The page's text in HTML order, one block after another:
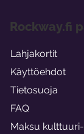
Rockway.fi
Lahjakortit
Käyttöehdot
Tietosuoja
FAQ
Maksu